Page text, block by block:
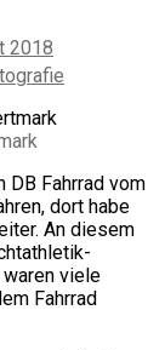
2018
DB Fahrrad vom
dort habe
An diesem
viele
Fahrrad